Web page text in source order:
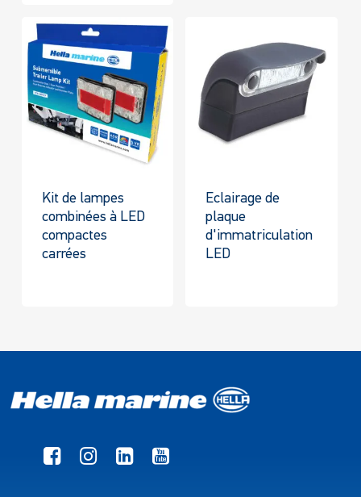
Kit de lampes
combinées à LED
compactes
carrées
Eclairage de
plaque
d'immatriculation
LED